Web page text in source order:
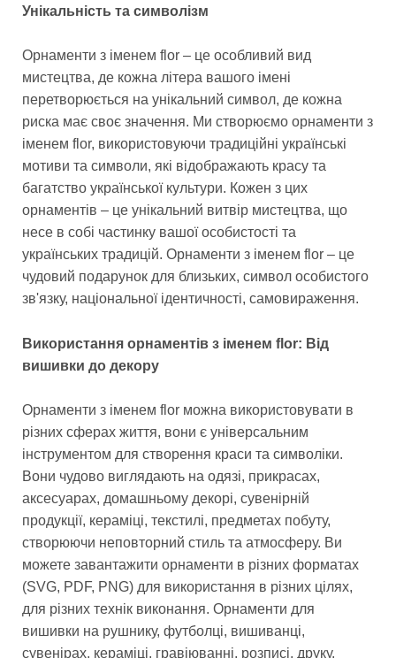
Унікальність та символізм
Орнаменти з іменем flor – це особливий вид
мистецтва, де кожна літера вашого імені
перетворюється на унікальний символ, де кожна
риска має своє значення. Ми створюємо орнаменти з
іменем flor, використовуючи традиційні українські
мотиви та символи, які відображають красу та
багатство української культури. Кожен з цих
орнаментів – це унікальний витвір мистецтва, що
несе в собі частинку вашої особистості та
українських традицій. Орнаменти з іменем flor – це
чудовий подарунок для близьких, символ особистого
зв'язку, національної ідентичності, самовираження.
Використання орнаментів з іменем flor: Від
вишивки до декору
Орнаменти з іменем flor можна використовувати в
різних сферах життя, вони є універсальним
інструментом для створення краси та символіки.
Вони чудово виглядають на одязі, прикрасах,
аксесуарах, домашньому декорі, сувенірній
продукції, кераміці, текстилі, предметах побуту,
створюючи неповторний стиль та атмосферу. Ви
можете завантажити орнаменти в різних форматах
(SVG, PDF, PNG) для використання в різних цілях,
для різних технік виконання. Орнаменти для
вишивки на рушнику, футболці, вишиванці,
сувенірах, кераміці, гравіюванні, розписі, друку,